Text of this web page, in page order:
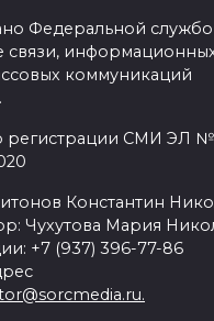
Федеральной
связи,
коммуникаций
регистрации СМИ ЭЛ
Константин
Чухутова Мария
+7 (937) 396-77-86